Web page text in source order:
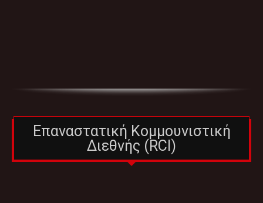
Επαναστατική Κομμουνιστική
Διεθνής (RCI)